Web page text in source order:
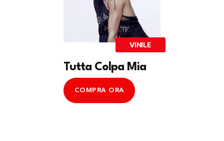
VINILE
Tutta Colpa Mia
COMPRA ORA